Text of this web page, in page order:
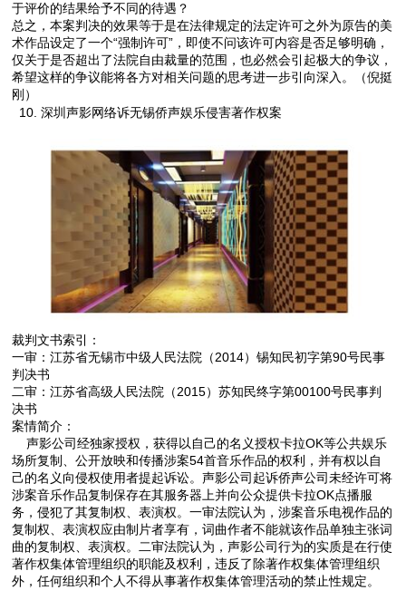
于评价的结果给予不同的待遇？
总之，本案判决的效果等于是在法律规定的法定许可之外为原告的美
术作品设定了一个“强制许可”，即使不问该许可内容是否足够明确，
仅关于是否超出了法院自由裁量的范围，也必然会引起极大的争议，
希望这样的争议能将各方对相关问题的思考进一步引向深入。（倪挺
刚）
10. 深圳声影网络诉无锡侨声娱乐侵害著作权案
裁判文书索引：
一审：江苏省无锡市中级人民法院（2014）锡知民初字第90号民事
判决书
二审：江苏省高级人民法院（2015）苏知民终字第00100号民事判
决书
案情简介：
声影公司经独家授权，获得以自己的名义授权卡拉OK等公共娱乐
场所复制、公开放映和传播涉案54首音乐作品的权利，并有权以自
己的名义向侵权使用者提起诉讼。声影公司起诉侨声公司未经许可将
涉案音乐作品复制保存在其服务器上并向公众提供卡拉OK点播服
务，侵犯了其复制权、表演权。一审法院认为，涉案音乐电视作品的
复制权、表演权应由制片者享有，词曲作者不能就该作品单独主张词
曲的复制权、表演权。二审法院认为，声影公司行为的实质是在行使
著作权集体管理组织的职能及权利，违反了除著作权集体管理组织
外，任何组织和个人不得从事著作权集体管理活动的禁止性规定。